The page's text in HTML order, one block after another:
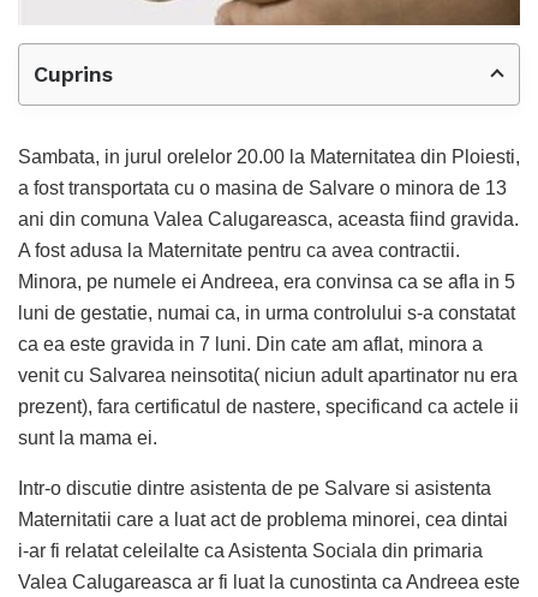
Cuprins
Sambata, in jurul orelelor 20.00 la Maternitatea din Ploiesti,
a fost transportata cu o masina de Salvare o minora de 13
ani din comuna Valea Calugareasca, aceasta fiind gravida.
A fost adusa la Maternitate pentru ca avea contractii.
Minora, pe numele ei Andreea, era convinsa ca se afla in 5
luni de gestatie, numai ca, in urma controlului s-a constatat
ca ea este gravida in 7 luni. Din cate am aflat, minora a
venit cu Salvarea neinsotita( niciun adult apartinator nu era
prezent), fara certificatul de nastere, specificand ca actele ii
sunt la mama ei.
Intr-o discutie dintre asistenta de pe Salvare si asistenta
Maternitatii care a luat act de problema minorei, cea dintai
i-ar fi relatat celeilalte ca Asistenta Sociala din primaria
Valea Calugareasca ar fi luat la cunostinta ca Andreea este